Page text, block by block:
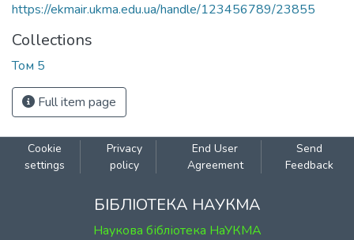
https://ekmair.ukma.edu.ua/handle/123456789/23855
Collections
Том 5
Full item page
Cookie
settings
Privacy
policy
End User
Agreement
Send
Feedback
БІБЛІОТЕКА НАУКМА
Наукова бібліотека НаУКМА